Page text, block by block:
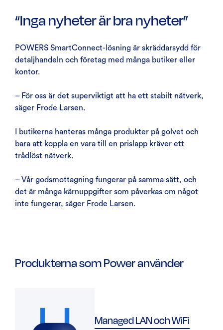
“Inga nyheter är bra nyheter”
POWERS SmartConnect-lösning är skräddarsydd för
detaljhandeln och företag med många butiker eller
kontor.
– För oss är det superviktigt att ha ett stabilt nätverk,
säger Frode Larsen.
I butikerna hanteras många produkter på golvet och
bara att koppla en vara till en prislapp kräver ett
trådlöst nätverk.
– Vår godsmottagning fungerar på samma sätt, och
det är många kärnuppgifter som påverkas om något
inte fungerar, säger Frode Larsen.
Produkterna som Power använder
Managed LAN och WiFi